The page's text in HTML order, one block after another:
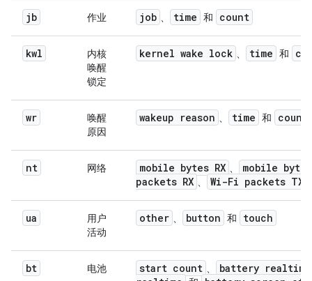
jb 作业 job 、 time 和 count
kwl
内核
唤醒
锁定
kernel wake lock 、 time 和
wr
唤醒
原因
wakeup reason 、 time 和 count
nt 网络 mobile bytes RX 、
mobile
packets RX 、 Wi-Fi packets TX
ua
用户
活动
other 、 button 和 touch
bt 电池 start count 、
battery realtime